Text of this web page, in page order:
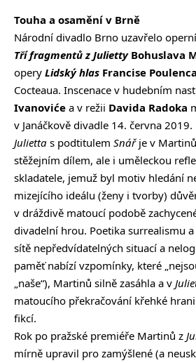
Touha a osamění v Brně
Národní divadlo Brno uzavřelo
Tří fragmentů z JuliettyBohuslava
opery Lidský hlas Francise Poulenca
Cocteaua. Inscenace v hudebním
Ivanoviće a v režii Davida Radoka
v Janáčkově divadle 14. června 2019.
Julietta s podtitulem Snářje v
stěžejním dílem, ale i uměleckou
skladatele, jemuž byl motiv hledání
mizejícího ideálu (ženy i tvorby)
v dráždivě matoucí podobě
divadelní hrou. Poetika surrealismu
sítě nepředvídatelných situací a
paměť nabízí vzpomínky, které
„naše“), Martinů silně zasáhla a v
matoucího překračování křehké
fikcí.
Rok po pražské premiéře Martinů z
mírně upravil pro zamýšlené (a